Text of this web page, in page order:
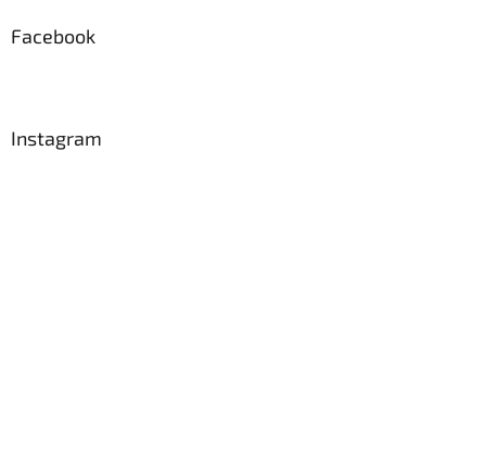
Facebook
Instagram